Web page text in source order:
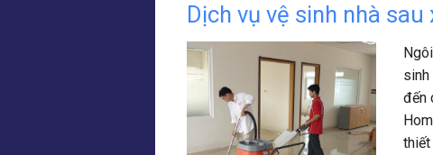
Dịch vụ vệ sinh nhà sau
sinh
đến
thiết